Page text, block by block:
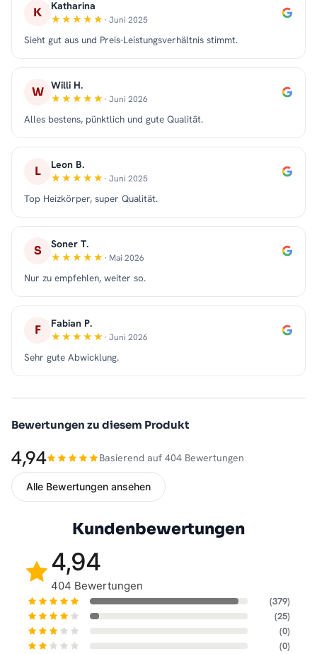
K Katharina
· Juni 2025
Sieht gut aus und Preis-Leistungsverhältnis stimmt.
W Willi H.
· Juni 2026
Alles bestens, pünktlich und gute Qualität.
L Leon B.
· Juni 2025
Top Heizkörper, super Qualität.
S Soner T.
· Mai 2026
Nur zu empfehlen, weiter so.
F Fabian P.
· Juni 2026
Sehr gute Abwicklung.
Bewertungen zu diesem Produkt
4,94 Basierend auf 404 Bewertungen
Alle Bewertungen ansehen
Kundenbewertungen
4,94
404 Bewertungen
(379)
(25)
(0)
(0)